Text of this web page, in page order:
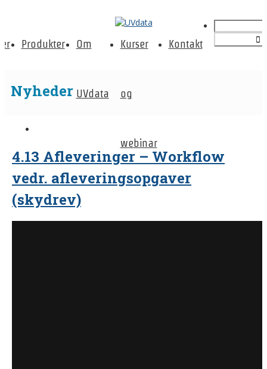
Produkter Om
UVdata
Kurser
og
webinar
Kontakt
Nyheder
4.13 Afleveringer – Workflow
vedr. afleveringsopgaver
(skydrev)